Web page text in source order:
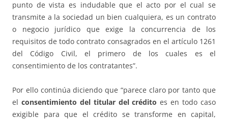
punto de vista es indudable que el acto por el cual se
transmite a la sociedad un bien cualquiera, es un contrato
o negocio jurídico que exige la concurrencia de los
requisitos de todo contrato consagrados en el artículo 1261
del Código Civil, el primero de los cuales es el
consentimiento de los contratantes”.
Por ello continúa diciendo que “parece claro por tanto que
el consentimiento del titular del crédito es en todo caso
exigible para que el crédito se transforme en capital,